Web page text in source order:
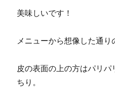
美味しいです！
メニューから想像した通り
皮の表面の上の方はパリパ
ちり。